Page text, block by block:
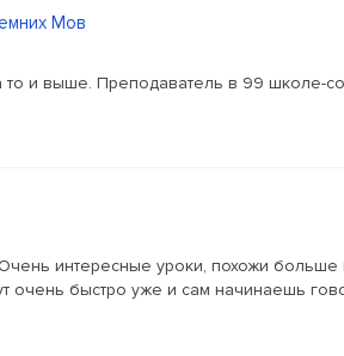
Мов
и выше. Преподаватель в 99 школе-
интересные уроки, похожи больше
очень быстро уже и сам начинаешь